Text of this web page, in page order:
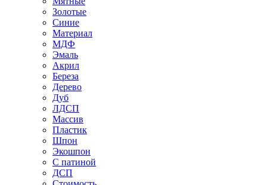
Золотые
Синие
Материал
МДФ
Эмаль
Акрил
Береза
Дерево
Дуб
ЛДСП
Массив
Пластик
Шпон
Экошпон
С патиной
ДСП